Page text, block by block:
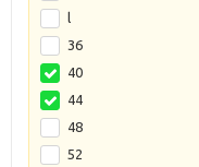
l
36
40
44
48
52